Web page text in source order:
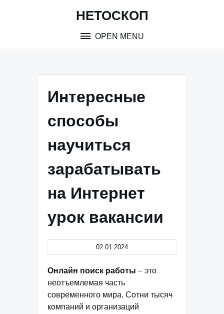
НЕТОСКОП
OPEN MENU
Интересные
способы
научиться
зарабатывать
на Интернет
урок вакансии
02.01.2024
Онлайн поиск работы – это
неотъемлемая часть
современного мира. Сотни тысяч
компаний и организаций